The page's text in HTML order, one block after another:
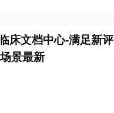
床文档中心-满足新评
景最新